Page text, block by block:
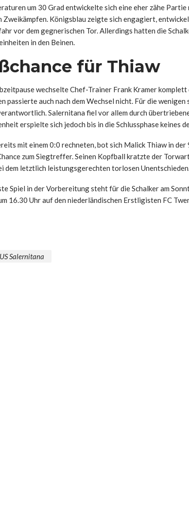
um 30 Grad entwickelte sich eine eher zähe
Zweikämpfen. Königsblau zeigte sich engagiert,
vor dem gegnerischen Tor. Allerdings hatten die
in den Beinen.
für Thiaw
wechselte Chef-Trainer Frank Kramer
passierte auch nach dem Wechsel nicht. Für die wenigen
Salernitana fiel vor allem durch
erspielte sich jedoch bis in die Schlussphase keines
mit einem 0:0 rechneten, bot sich Malick Thiaw in der
zum Siegtreffer. Seinen Kopfball kratzte der
dem letztlich leistungsgerechten torlosen
Spiel in der Vorbereitung steht für die Schalker am
16.30 Uhr auf den niederländischen Erstligisten FC
US Salernitana